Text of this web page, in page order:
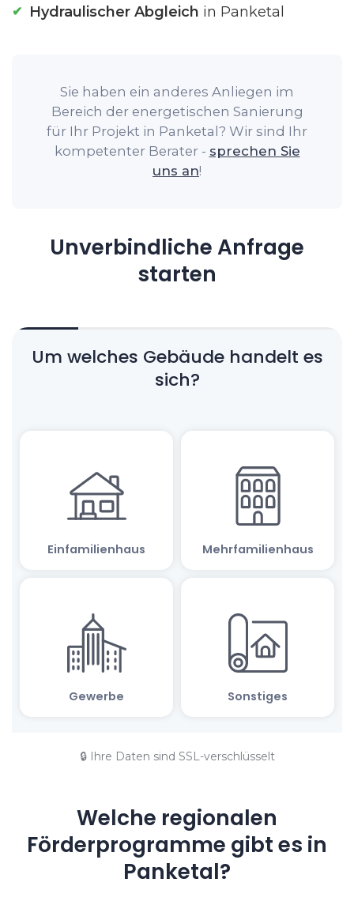
Hydraulischer Abgleich in Panketal
Sie haben ein anderes Anliegen im
Bereich der energetischen Sanierung
für Ihr Projekt in Panketal? Wir sind Ihr
kompetenter Berater - sprechen Sie
uns an!
Unverbindliche Anfrage
starten
🔒 Ihre Daten sind SSL-verschlüsselt
Welche regionalen
Förderprogramme gibt es in
Panketal?